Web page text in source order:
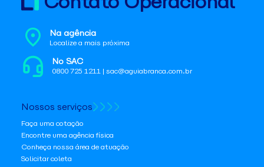
Na agência
Localize a mais próxima
No SAC
0800 725 1211 | sac@aguiabranca.com.br
Nossos serviços
Faça uma cotação
Encontre uma agência física
Conheça nossa área de atuação
Solicitar coleta